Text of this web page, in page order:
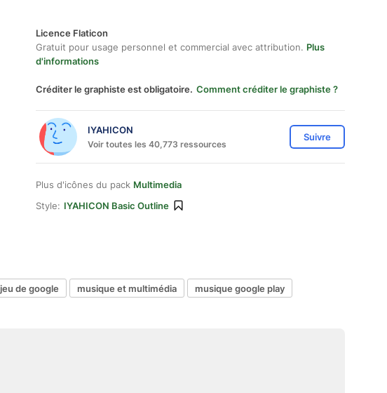
Licence Flaticon
Gratuit pour usage personnel et commercial avec attribution. Plus
d'informations
Créditer le graphiste est obligatoire. Comment créditer le graphiste ?
IYAHICON
Voir toutes les 40,773 ressources
Suivre
Plus d'icônes du pack Multimedia
Style: IYAHICON Basic Outline
jeu de google musique et multimédia musique google play